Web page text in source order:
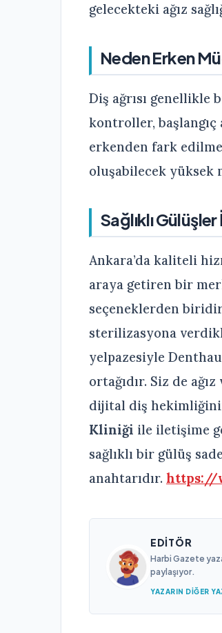
gelecekteki ağız
Neden Erken
Diş ağrısı
kontroller,
erkenden fark
oluşabilecek yüksek
Sağlıklı
Ankara’da kaliteli
araya getiren bir
seçeneklerden
sterilizasyona
yelpazesiyle
ortağıdır. Siz de
dijital diş
Kliniği ile iletişime
sağlıklı bir gülüş
anahtarıdır. https://
EDITÖR
Harbi Gazete
paylaşıyor.
YAZARIN DIĞER